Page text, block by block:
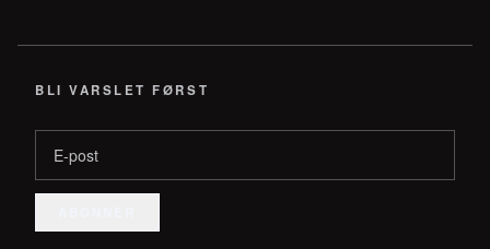
BLI VARSLET FØRST
E-post